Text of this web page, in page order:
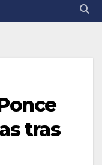
tras